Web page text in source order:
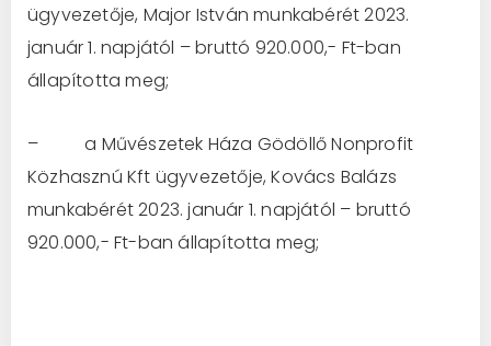
ügyvezetője, Major István munkabérét 2023.
január 1. napjától – bruttó 920.000,- Ft-ban
állapította meg;
– a Művészetek Háza Gödöllő Nonprofit
Közhasznú Kft ügyvezetője, Kovács Balázs
munkabérét 2023. január 1. napjától – bruttó
920.000,- Ft-ban állapította meg;